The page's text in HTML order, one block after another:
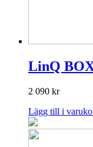
LinQ
2 090 kr
Lägg till i